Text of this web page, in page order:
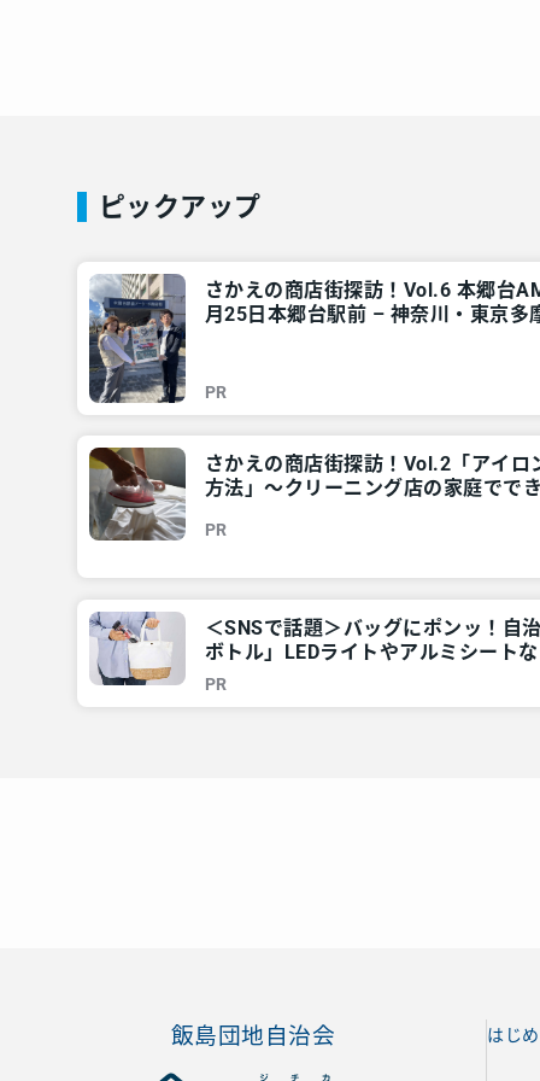
ピックアップ
さかえの商店街探訪！Vol.6 本郷台
月25日本郷台駅前 – 神奈川・東京多
PR
さかえの商店街探訪！Vol.2「アイロ
方法」～クリーニング店の家庭でで
PR
＜SNSで話題＞バッグにポンッ！自
ボトル」LEDライトやアルミシート
東京多摩のご近所情報 – レアリア
PR
飯島団地自治会 はじ